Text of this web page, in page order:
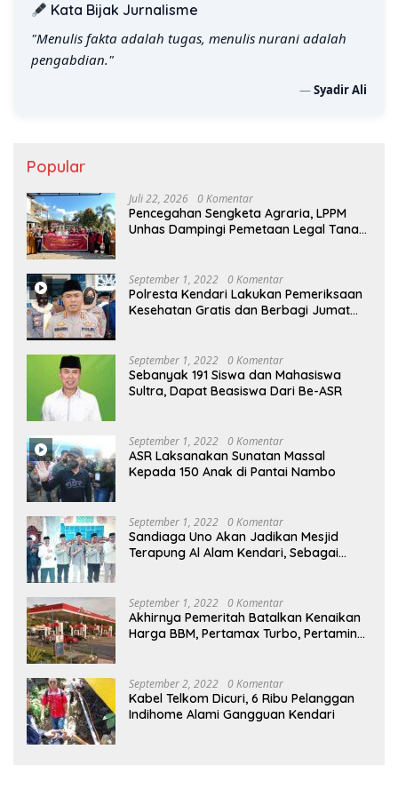
Kata Bijak Jurnalisme
"Menulis fakta adalah tugas, menulis nurani adalah
pengabdian."
—Syadir Ali
Popular
Juli 22, 2026 0 Komentar
Pencegahan Sengketa Agraria, LPPM
Unhas Dampingi Pemetaan Legal Tanah
September 1, 2022 0 Komentar
Polresta Kendari Lakukan Pemeriksaan
Kesehatan Gratis dan Berbagi Jumat
September 1, 2022 0 Komentar
Sebanyak 191 Siswa dan Mahasiswa
Sultra, Dapat Beasiswa Dari Be-ASR
September 1, 2022 0 Komentar
ASR Laksanakan Sunatan Massal
Kepada 150 Anak di Pantai Nambo
September 1, 2022 0 Komentar
Sandiaga Uno Akan Jadikan Mesjid
Terapung Al Alam Kendari, Sebagai
September 1, 2022 0 Komentar
Akhirnya Pemeritah Batalkan Kenaikan
Harga BBM, Pertamax Turbo, Pertamina
September 2, 2022 0 Komentar
Kabel Telkom Dicuri, 6 Ribu Pelanggan
Indihome Alami Gangguan Kendari